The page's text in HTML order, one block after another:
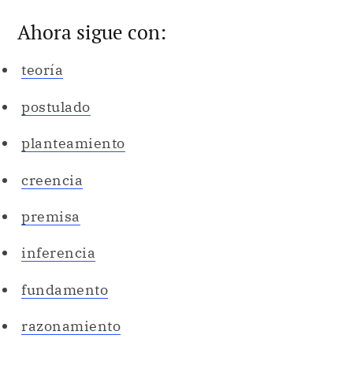
Ahora sigue con:
teoría
postulado
planteamiento
creencia
premisa
inferencia
fundamento
razonamiento